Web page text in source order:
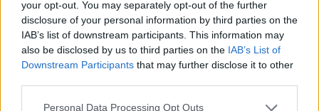
your opt-out. You may separately opt-out of the further
disclosure of your personal information by third parties on the
IAB’s list of downstream participants. This information may
also be disclosed by us to third parties on the IAB’s List of
Downstream Participants that may further disclose it to other
Personal Data Processing Opt Outs